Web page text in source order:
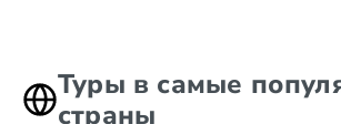
Туры в самые
страны